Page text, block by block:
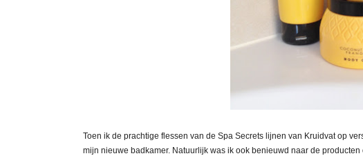
Toen ik de prachtige flessen van de Spa Secrets lijnen van Kruidvat op
mijn nieuwe badkamer. Natuurlijk was ik ook benieuwd naar de